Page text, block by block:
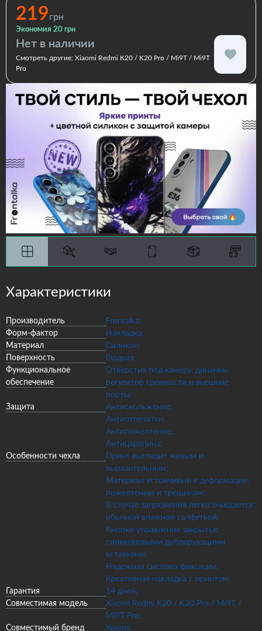
Силиконовый с бортами
219грн
Экономия 20 грн
Нет в наличии
Смотреть другие: Xiaomi Redmi K20 / K20 Pro / Mi9T / Mi9T
Pro
Характеристики
Производитель
Frontalka;
Форм-фактор
Накладка;
Материал
Силикон;
Поверхность
Гладкая;
Функциональное
обеспечение
Отверстия под камеру, динамик,
регулятор громкости и внешние
порты;
Защита
Антискольжение;
Антиотпечатки;
Антипожелтение;
Антицарапина;
Особенности чехла
Принт выглядит живым и
выразительным;
Материал устойчивый к деформации,
пожелтению и трещинам;
В случае загрязнения легко очищается
обычной влажной салфеткой;
Кнопки управления закрытые
силиконовыми дублирующими
вставками;
Надежная система фиксации;
Креативная накладка с принтом;
Гарантия
14 дней;
Совместимая модель
Xiaomi Redmi K20 / K20 Pro / Mi9T /
Mi9T Pro;
Совместимый бренд
Xiaomi;